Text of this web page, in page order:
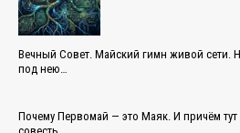
Вечный Совет. Майский гимн живой сети.
под нею…
Почему Первомай — это Маяк. И причём тут